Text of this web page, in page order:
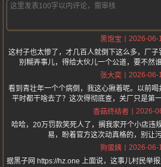
黑饱宝
2026-06-
这村子也太惨了，才几百人就倒下这么多，厂
别糊弄事儿，得给大伙儿一个公道，要不然
张大奕
2026-06-
看到青壮年一个个病倒，我这心揪着呢。以前喝
平时都干啥去了？这次得彻底查，关厂只是第
香菇终结者
2026-
哈哈，20万罚款笑死人了，搁我家开个小店违
易，盼着官方这次动真格的，别让
狗蛋姨
2026-06-
据黑子网 https://hz.one 上面说，这事儿村民举